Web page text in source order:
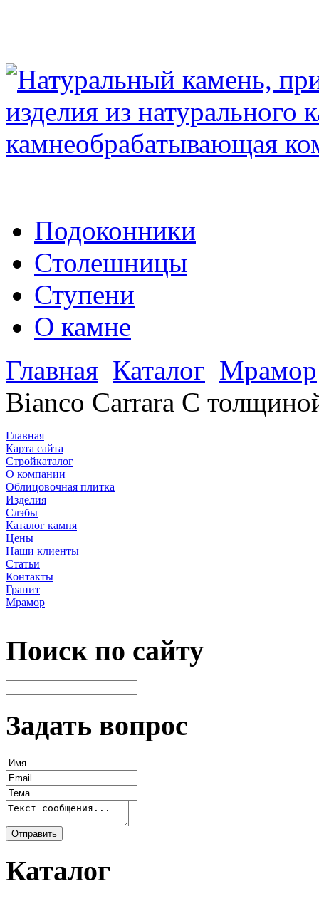
Подоконники
Столешницы
Ступени
О камне
Главная Каталог Мрамор
Bianco Carrara С
Главная
Карта сайта
Стройкаталог
О компании
Облицовочная плитка
Изделия
Слэбы
Каталог камня
Цены
Наши клиенты
Статьи
Контакты
Гранит
Мрамор
Поиск по сайту
Задать вопрос
Каталог